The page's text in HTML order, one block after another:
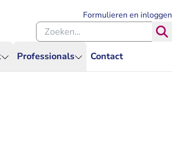
Professionals Contact
Formulieren en inloggen
Zoeken binnen de Rechtspraak